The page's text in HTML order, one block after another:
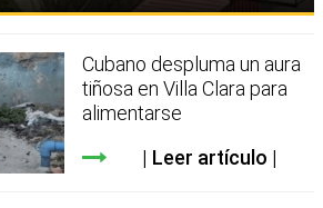
Cubano despluma un aura
tiñosa en Villa Clara para
alimentarse
Leer artículo